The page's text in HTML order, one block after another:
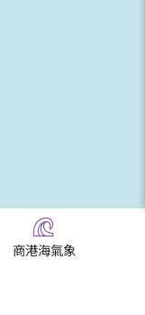
商港海氣象